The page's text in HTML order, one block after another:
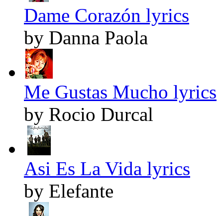
Dame Corazón lyrics
by Danna Paola
Me Gustas Mucho lyrics
by Rocio Durcal
Asi Es La Vida lyrics
by Elefante